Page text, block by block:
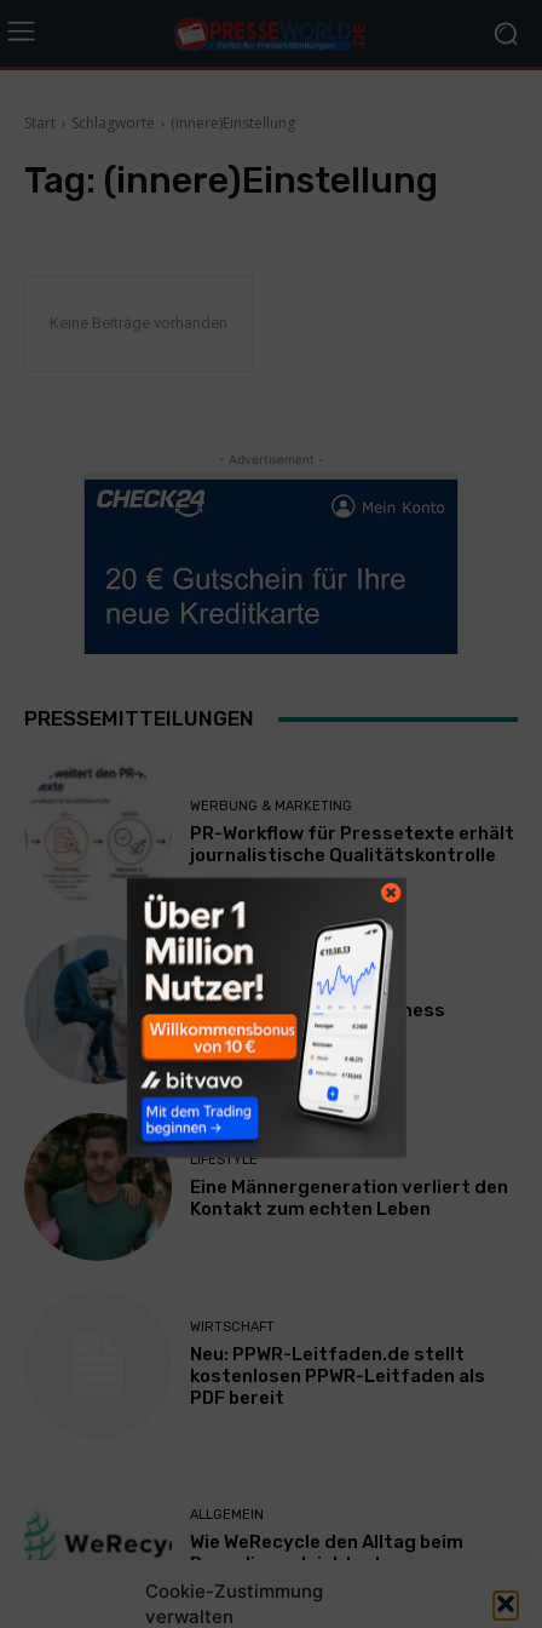
Cookie-Zustimmung
verwalten
Start Schlagworte (innere)Einstellung
Tag: (innere)Einstellung
Keine Beiträge vorhanden
- Advertisement -
PRESSEMITTEILUNGEN
WERBUNG & MARKETING
PR-Workflow für Pressetexte erhält
journalistische Qualitätskontrolle
LIFESTYLE
Mateo Diem: Male Loneliness
Epidemic
LIFESTYLE
Eine Männergeneration verliert den
Kontakt zum echten Leben
WIRTSCHAFT
Neu: PPWR-Leitfaden.de stellt
kostenlosen PPWR-Leitfaden als
PDF bereit
ALLGEMEIN
Wie WeRecycle den Alltag beim
Recycling erleichtert